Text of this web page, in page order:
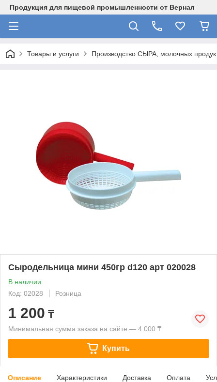
Продукция для пищевой промышленности от Вернал
Товары и услуги Производство СЫРА, молочных
Сыродельница мини 450гр d120 арт 020028
В наличии
Код: 02028
Розница
1 200 ₸
Минимальная сумма заказа на сайте — 4 000 ₸
Купить
Описание Характеристики Доставка Оплата